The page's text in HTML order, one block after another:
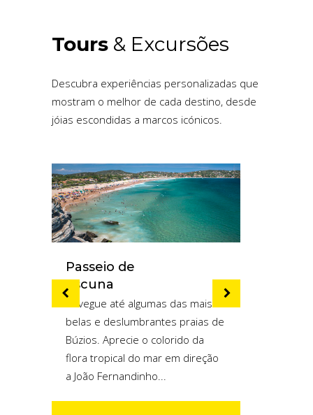
Tours & Excursões
Descubra experiências personalizadas que
mostram o melhor de cada destino, desde
jóias escondidas a marcos icónicos.
Passeio de
Escuna
Navegue até algumas das mais
belas e deslumbrantes praias de
Búzios. Aprecie o colorido da
flora tropical do mar em direção
a João Fernandinho...